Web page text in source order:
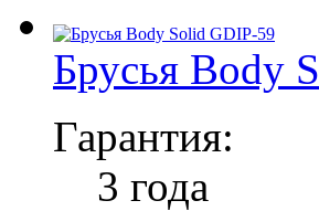
Брусья Body
Гарантия:
3 года